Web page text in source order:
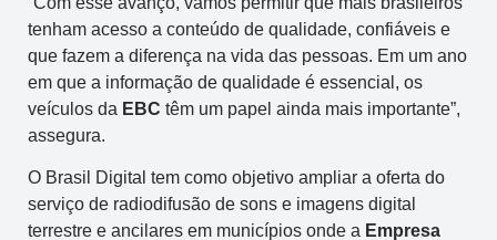
tenham acesso a conteúdo de qualidade, confiáveis e
que fazem a diferença na vida das pessoas. Em um ano
em que a informação de qualidade é essencial, os
veículos da EBC têm um papel ainda mais importante”,
assegura.
O Brasil Digital tem como objetivo ampliar a oferta do
serviço de radiodifusão de sons e imagens digital
terrestre e ancilares em municípios onde a Empresa